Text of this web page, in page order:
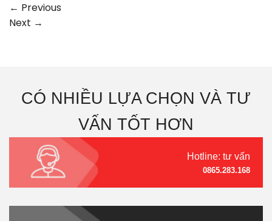
← Previous
Next →
CÓ NHIỀU LỰA CHỌN VÀ TƯ
VẤN TỐT HƠN
Hotline: tư vấn
0865.283.168